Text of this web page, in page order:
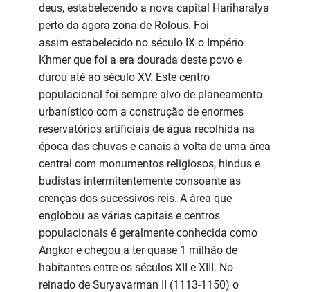
deus, estabelecendo a nova capital Hariharalya
perto da agora zona de Rolous. Foi
assim estabelecido no século IX o Império
Khmer que foi a era dourada deste povo e
durou até ao século XV. Este centro
populacional foi sempre alvo de planeamento
urbanístico com a construção de enormes
reservatórios artificiais de água recolhida na
época das chuvas e canais à volta de uma área
central com monumentos religiosos, hindus e
budistas intermitentemente consoante as
crenças dos sucessivos reis. A área que
englobou as várias capitais e centros
populacionais é geralmente conhecida como
Angkor e chegou a ter quase 1 milhão de
habitantes entre os séculos XII e XIII. No
reinado de Suryavarman II (1113-1150) o